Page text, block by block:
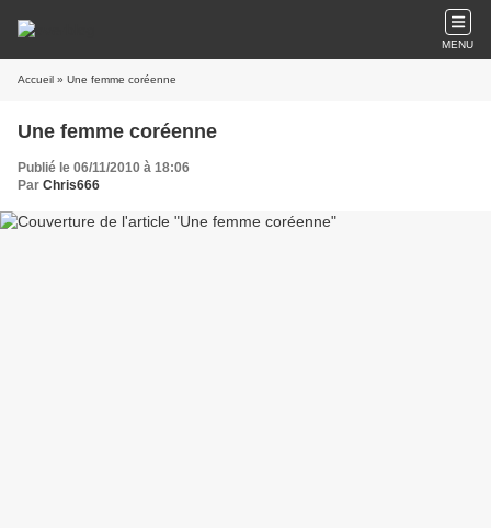
MENU
Accueil » Une femme coréenne
Une femme coréenne
Publié le 06/11/2010 à 18:06
Par Chris666